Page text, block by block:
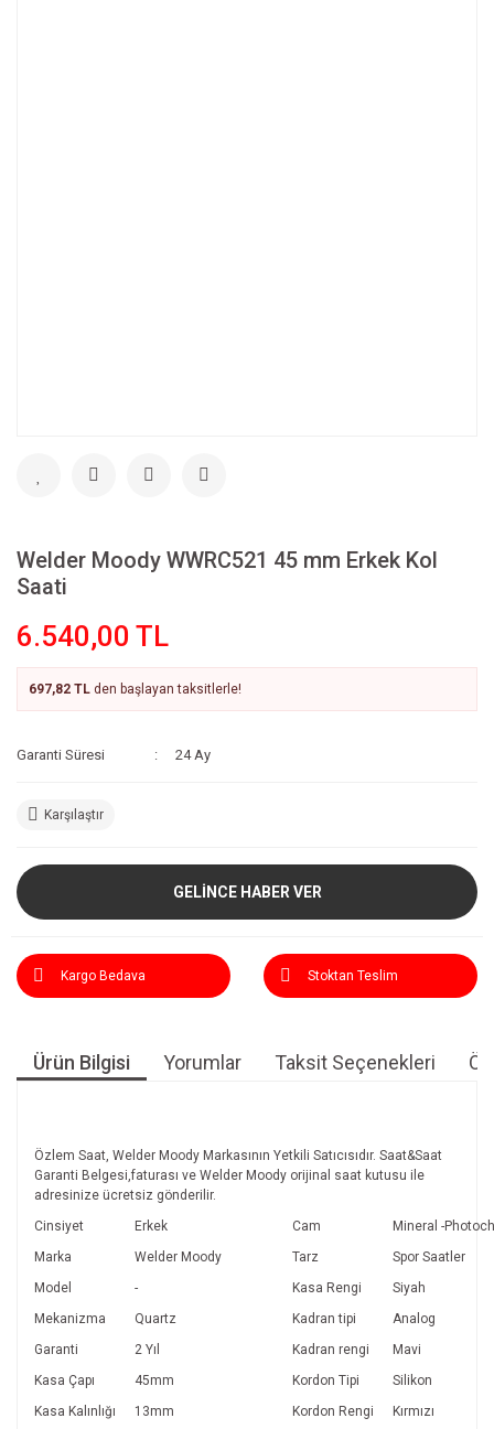
Welder Moody WWRC521 45 mm Erkek Kol
Saati
6.540,00 TL
697,82 TL den başlayan taksitlerle!
Garanti Süresi 24 Ay
Karşılaştır
GELİNCE HABER VER
Kargo Bedava Stoktan Teslim
Ürün Bilgisi Yorumlar Taksit Seçenekleri
Özlem Saat, Welder Moody Markasının Yetkili Satıcısıdır. Saat&Saat
Garanti Belgesi,faturası ve Welder Moody orijinal saat kutusu ile
adresinize ücretsiz gönderilir.
Cinsiyet
Erkek Cam
Mineral -
Marka
Welder Moody Tarz
Spor Saatler
Model
- Kasa Rengi
Siyah
Mekanizma
Quartz Kadran tipi
Analog
Garanti
2 Yıl Kadran rengi
Mavi
Kasa Çapı
45mm Kordon Tipi
Silikon
Kasa Kalınlığı
13mm Kordon Rengi
Kırmızı